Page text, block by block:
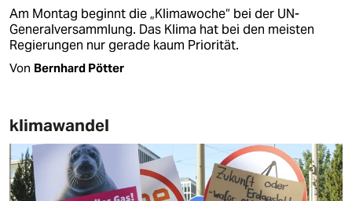
Am Montag beginnt die „Klimawoche“ bei der UN-
Generalversammlung. Das Klima hat bei den meisten
Regierungen nur gerade kaum Priorität.
Von Bernhard Pötter
klimawandel